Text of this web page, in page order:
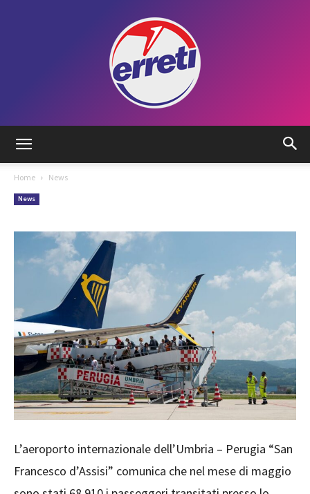
Home News
News
L’aeroporto internazionale dell’Umbria – Perugia “San
Francesco d’Assisi” comunica che nel mese di maggio